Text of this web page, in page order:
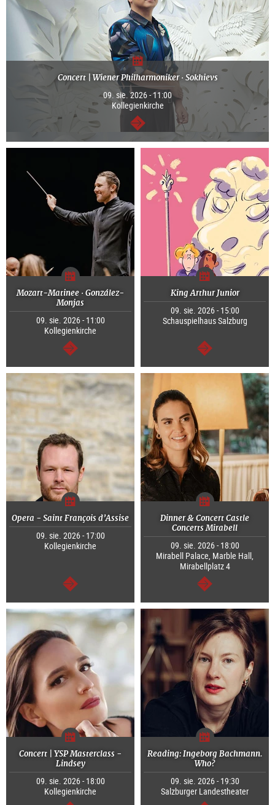
Concert | Wiener Philharmoniker · Sokhievs
09. sie. 2026 - 11:00
Kollegienkirche
dalej
Mozart-Matinee · González-
Monjas
09. sie. 2026 - 11:00
Kollegienkirche
dalej
King Arthur Junior
09. sie. 2026 - 15:00
Schauspielhaus Salzburg
dalej
Opera - Saint François d’Assise
09. sie. 2026 - 17:00
Kollegienkirche
dalej
Dinner & Concert Castle
Concerts Mirabell
09. sie. 2026 - 18:00
Mirabell Palace, Marble Hall,
Mirabellplatz 4
dalej
Concert | YSP Masterclass -
Lindsey
09. sie. 2026 - 18:00
Kollegienkirche
Reading: Ingeborg Bachmann.
Who?
09. sie. 2026 - 19:30
Salzburger Landestheater